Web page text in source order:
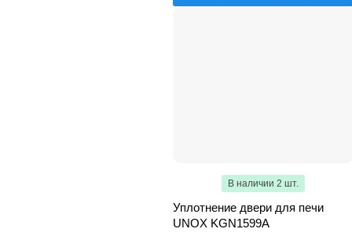
В наличии 2 шт.
Уплотнение двери для печи
UNOX KGN1599A